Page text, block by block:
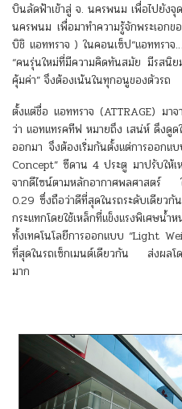
บินลัดฟ้าเข้าสู่ จ. นครพนม เพื่อไปยัง
นครพนม เพื่อมาทำความรู้จักพระเอ
บิชิ แอททราจ ) ในคอนเซ็ป“แอททราจ
“คนรุ่นใหม่ที่มีความคิดทันสมัย มีรสนิย
คุ้มค่า” จึงต้องเน้นในทุกอนูของตัวรถ
ตั้งแต่ชื่อ แอททราจ (ATTRAGE) ม
ว่า แอทแทรคทีฟ หมายถึง เสน่ห์ ดึงดูด
ออกมา จึงต้องเริ่มกันตั้งแต่การออกแ
Concept” ซีดาน 4 ประตู มาปรับให้
จากดีไซน์ตามหลักอากาศพลศาสตร์
0.29 ซึ่งถือว่าดีที่สุดในรถระดับเดียว
กระแทกโดยใช้เหล็กที่แข็งแรงพิเศษน้
ทั้งเทคโนโลยีการออกแบบ “Light
ที่สุดในรถเซ็กเมนต์เดียวกัน ส่งผลโ
มาก